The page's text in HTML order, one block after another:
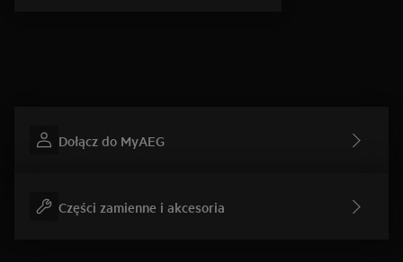
Dołącz do MyAEG
Części zamienne i akcesoria